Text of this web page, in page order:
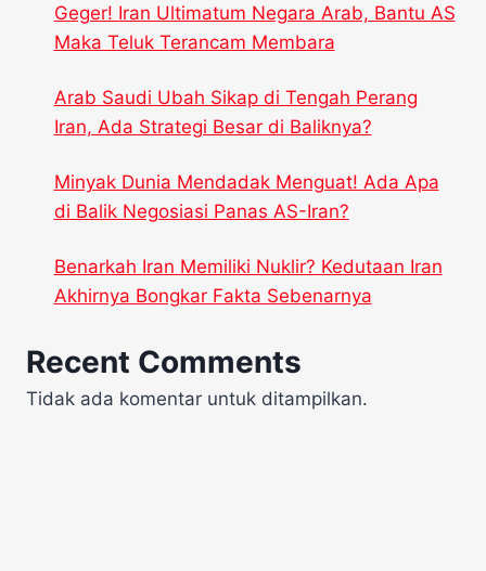
Geger! Iran Ultimatum Negara Arab, Bantu AS
Maka Teluk Terancam Membara
Arab Saudi Ubah Sikap di Tengah Perang
Iran, Ada Strategi Besar di Baliknya?
Minyak Dunia Mendadak Menguat! Ada Apa
di Balik Negosiasi Panas AS-Iran?
Benarkah Iran Memiliki Nuklir? Kedutaan Iran
Akhirnya Bongkar Fakta Sebenarnya
Recent Comments
Tidak ada komentar untuk ditampilkan.